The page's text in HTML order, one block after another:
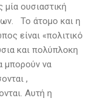
ουσιαστική
Το άτομο και η
είναι «πολιτικό
και πολύπλοκη
μπορούν να
,
Αυτή η